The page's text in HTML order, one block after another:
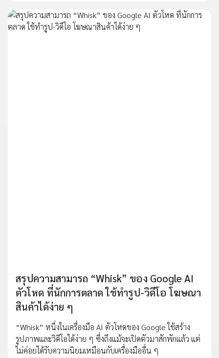
สรุปความสามารถ “Whisk” ของ Google AI
ตัวโหด ที่นักการตลาด ใช้ทำรูป-วิดีโอ โฆษณา
สินค้าได้ง่าย ๆ
“Whisk” หนึ่งในเครื่องมือ AI ตัวโหดของ Google ใช้สร้าง
รูปภาพและวิดีโอได้ง่าย ๆ ซึ่งถึงแม้จะเปิดตัวมาสักพักแล้ว แต่
ไม่ค่อยได้รับความนิยมเหมือนกับเครื่องมืออื่น ๆ